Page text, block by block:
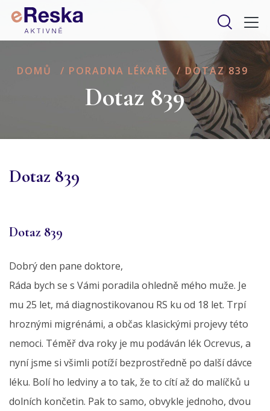
DOMŮ / PORADNA LÉKAŘE / DOTAZ 839
Dotaz 839
Dotaz 839
Dotaz 839
Dobrý den pane doktore,
Ráda bych se s Vámi poradila ohledně mého muže. Je
mu 25 let, má diagnostikovanou RS ku od 18 let. Trpí
hroznými migrénámi, a občas klasickými projevy této
nemoci. Téměř dva roky je mu podáván lék Ocrevus, a
nyní jsme si všimli potíží bezprostředně po další dávce
léku. Bolí ho ledviny a to tak, že to cítí až do malíčků u
dolních končetin. Pak to samo, obvykle jednoho, dvou